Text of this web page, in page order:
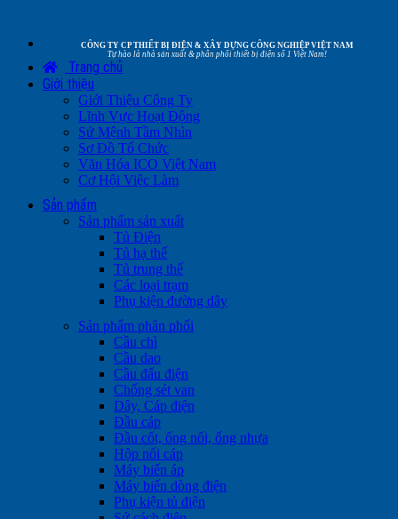
CÔNG TY CP THIẾT BỊ ĐIỆN & XÂY DỰNG CÔNG NGHIỆP VIỆT NAM
Tự hào là nhà sản xuất & phân phối thiết bị điện số 1 Việt Nam!
Trang chủ
Giới thiệu
Giới Thiệu Công Ty
Lĩnh Vực Hoạt Động
Sứ Mệnh Tầm Nhìn
Sơ Đồ Tổ Chức
Văn Hóa ICO Việt Nam
Cơ Hội Việc Làm
Sản phẩm
Sản phẩm sản xuất
Tủ Điện
Tủ hạ thế
Tủ trung thế
Các loại trạm
Phụ kiện đường dây
Sản phẩm phân phối
Cầu chì
Cầu dao
Cầu đấu điện
Chống sét van
Dây, Cáp điện
Đầu cáp
Đầu cốt, ống nối, ống nhựa
Hộp nối cáp
Máy biến áp
Máy biến dòng điện
Phụ kiện tủ điện